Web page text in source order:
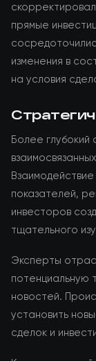
прямые
изменения в
на условия
Более глубокий
показателей,
инвесторов
тщательного
Эксперты
потенциальную
новостей.
установить
сделок и